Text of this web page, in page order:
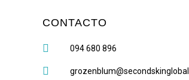
CONTACTO
094 680 896